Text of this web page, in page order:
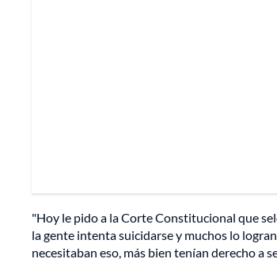
"Hoy le pido a la Corte Constitucional que
la gente intenta suicidarse y muchos lo
necesitaban eso, más bien tenían derecho a